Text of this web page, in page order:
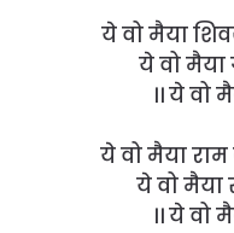
ये वो मैया
ये वो मैया
।। ये वो
ये वो मैया
ये वो मैया
।। ये वो